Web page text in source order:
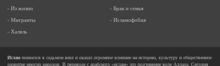
- Из жизни
- Мигранты
- Халяль
- Брак и семья
- Исламофобия
Ислам появился в седьмом веке и оказал огромное влияние на историю, культуру и общественное
развитие многих народов. В переводе с арабского «ислам» это подчинение воле Аллаха. Сегодня